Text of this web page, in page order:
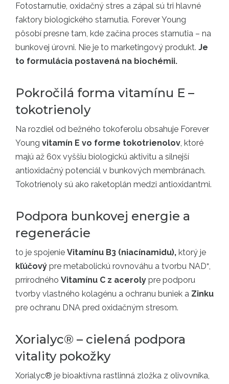
Fotostarnutie, oxidačný stres a zápal sú tri hlavné
faktory biologického starnutia. Forever Young
pôsobí presne tam, kde začína proces starnutia – na
bunkovej úrovni. Nie je to marketingový produkt. Je
to formulácia postavená na biochémii.
Pokročilá forma vitamínu E –
tokotrienoly
Na rozdiel od bežného tokoferolu obsahuje Forever
Young vitamín E vo forme tokotrienolov, ktoré
majú až 60x vyššiu biologickú aktivitu a silnejší
antioxidačný potenciál v bunkových membránach.
Tokotrienoly sú ako raketoplán medzi antioxidantmi.
Podpora bunkovej energie a
regenerácie
to je spojenie Vitamínu B3 (niacínamidu), ktorý je
kľúčový pre metabolickú rovnováhu a tvorbu NAD⁺,
prrírodného Vitamínu C z aceroly pre podporu
tvorby vlastného kolagénu a ochranu buniek a Zinku
pre ochranu DNA pred oxidačným stresom.
Xorialyc® – cielená podpora
vitality pokožky
Xorialyc® je bioaktívna rastlinná zložka z olivovníka,